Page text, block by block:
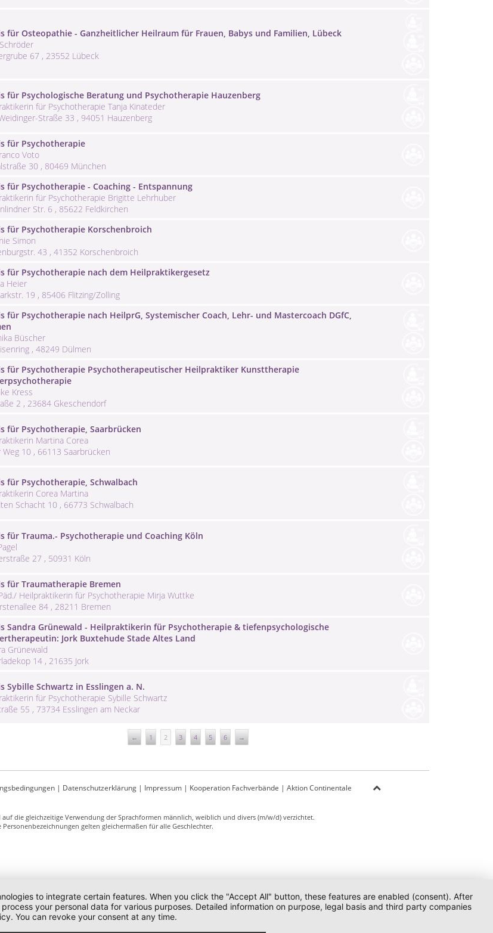
für Osteopathie - Ganzheitlicher Heilraum für Frauen, Babys und Familien, Lübeck
67 , 23552 Lübeck
für Psychologische Beratung und Psychotherapie Hauzenberg
für Psychotherapie Tanja Kinateder
Straße 33 , 94051 Hauzenberg
für Psychotherapie
Voto
30 , 80469 München
für Psychotherapie - Coaching - Entspannung
für Psychotherapie Brigitte Lehrhuber
Str. 6 , 85622 Feldkirchen
für Psychotherapie Korschenbroich
Simon
43 , 41352 Korschenbroich
für Psychotherapie nach dem Heilpraktikergesetz
Heier
19 , 85406 Flitzing/Zolling
für Psychotherapie nach HeilprG, Systemischer Coach, Lehr- und Mastercoach DGfC,
Büscher
, 48249 Dülmen
für Psychotherapie Psychotherapeutischer Heilpraktiker Kunsttherapie
Kress
2 , 23684 Gkeschendorf
für Psychotherapie, Saarbrücken
Martina Corea
Weg 10 , 66113 Saarbrücken
für Psychotherapie, Schwalbach
Corea Martina
Schacht 10 , 66773 Schwalbach
für Trauma.- Psychotherapie und Coaching Köln
27 , 50931 Köln
für Traumatherapie Bremen
Heilpraktikerin für Psychotherapie Mirja Wuttke
84 , 28211 Bremen
Sandra Grünewald - Heilpraktikerin für Psychotherapie & tiefenpsychologische
Jork Buxtehude Stade Altes Land
Grünewald
14 , 21635 Jork
Sybille Schwartz in Esslingen a. N.
für Psychotherapie Sybille Schwartz
55 , 73734 Esslingen am Neckar
← 1 2 3 4 5 6 →
| Datenschutzerklärung| Impressum| Kooperation Fachverbände | Aktion Continentale
die gleichzeitige Verwendung der Sprachformen männlich, weiblich und divers (m/w/d) verzichtet.
Personenbezeichnungen gelten gleichermaßen für alle Geschlechter.
to integrate certain features. When you click the "Accept All" button, these features are enabled (consent). After
your personal data for various purposes. Detailed information on purpose, legal basis and third party companies
You can revoke your consent at any time.